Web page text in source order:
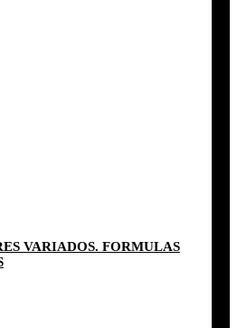
VARIADOS. FORMULAS